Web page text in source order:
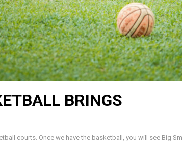
BRINGS
courts. Once we have the basketball, you will see Big